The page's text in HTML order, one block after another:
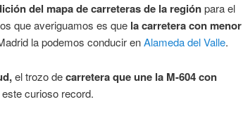
del mapa de carreteras de la regiónpara el
que averiguamos es que la carretera con menor
la podemos conducir enAlameda del Valle.
el trozo decarretera que une la M-604 con
curioso record.